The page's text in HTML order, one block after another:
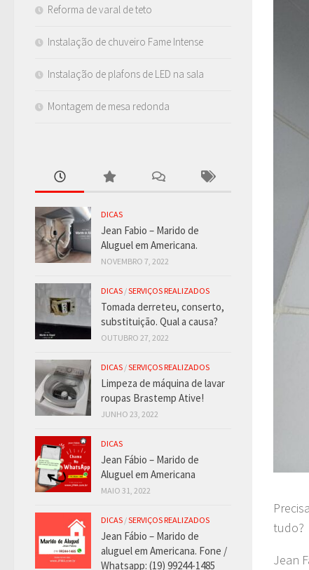
tudo?
Jean
Reforma de varal de teto
Instalação de chuveiro Fame Intense
Instalação de plafons de LED na sala
Montagem de mesa redonda
DICAS
Jean Fabio – Marido de
Aluguel em Americana.
NOVEMBRO 7, 2022
DICAS /SERVIÇOS REALIZADOS
Tomada derreteu, conserto,
substituição. Qual a causa?
OUTUBRO 27, 2022
DICAS /SERVIÇOS REALIZADOS
Limpeza de máquina de lavar
roupas Brastemp Ative!
JUNHO 23, 2022
DICAS
Jean Fábio – Marido de
Aluguel em Americana
MAIO 31, 2022
DICAS /SERVIÇOS REALIZADOS
Jean Fábio – Marido de
aluguel em Americana. Fone /
Whatsapp: (19) 99244-1485